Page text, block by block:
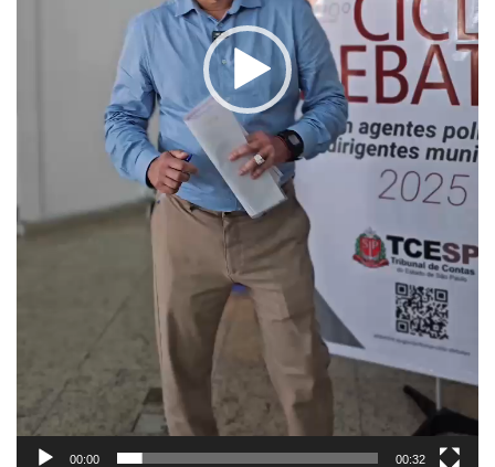
00:00 00:32